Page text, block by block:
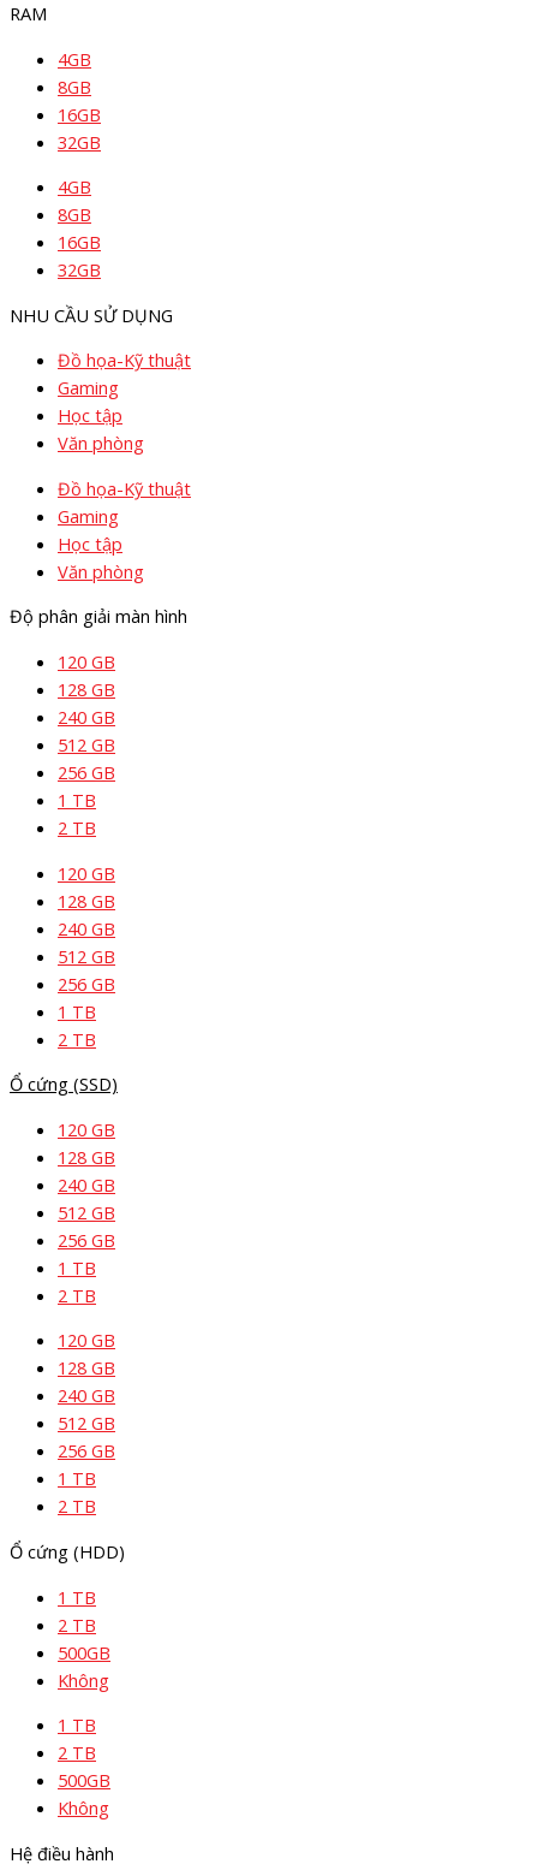
RAM
4GB
8GB
16GB
32GB
4GB
8GB
16GB
32GB
NHU CẦU SỬ DỤNG
Đồ họa-Kỹ thuật
Gaming
Học tập
Văn phòng
Đồ họa-Kỹ thuật
Gaming
Học tập
Văn phòng
Độ phân giải màn hình
120 GB
128 GB
240 GB
512 GB
256 GB
1 TB
2 TB
120 GB
128 GB
240 GB
512 GB
256 GB
1 TB
2 TB
Ổ cứng (SSD)
120 GB
128 GB
240 GB
512 GB
256 GB
1 TB
2 TB
120 GB
128 GB
240 GB
512 GB
256 GB
1 TB
2 TB
Ổ cứng (HDD)
1 TB
2 TB
500GB
Không
1 TB
2 TB
500GB
Không
Hệ điều hành